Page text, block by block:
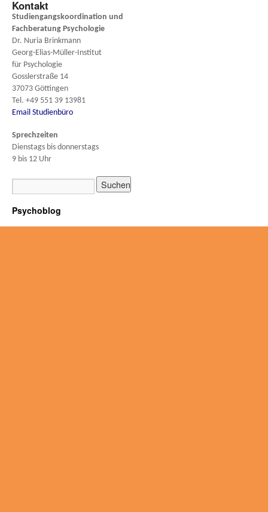
Kontakt
Studiengangskoordination und
Fachberatung Psychologie
Dr. Nuria Brinkmann
Georg-Elias-Müller-Institut
für Psychologie
Gosslerstraße 14
37073 Göttingen
Tel. +49 551 39 13981
Email Studienbüro
Sprechzeiten
Dienstags bis donnerstags
9 bis 12 Uhr
Psychoblog